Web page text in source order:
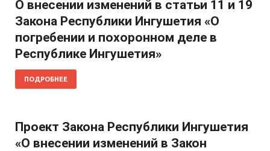
О внесении изменений в статьи 11 и 19
Закона Республики Ингушетия «О
погребении и похоронном деле в
Республике Ингушетия»
ПОДРОБНЕЕ
Проект Закона Республики Ингушетия
«О внесении изменений в Закон